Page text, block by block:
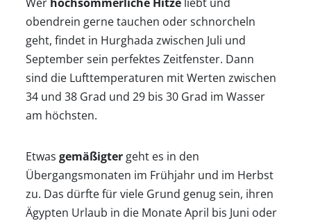
obendrein gerne tauchen oder schnorcheln
geht, findet in Hurghada zwischen Juli und
September sein perfektes Zeitfenster. Dann
sind die Lufttemperaturen mit Werten zwischen
34 und 38 Grad und 29 bis 30 Grad im Wasser
am höchsten.
Etwas gemäßigtergeht es in den
Übergangsmonaten im Frühjahr und im Herbst
zu. Das dürfte für viele Grund genug sein, ihren
Ägypten Urlaub in die Monate April bis Juni oder